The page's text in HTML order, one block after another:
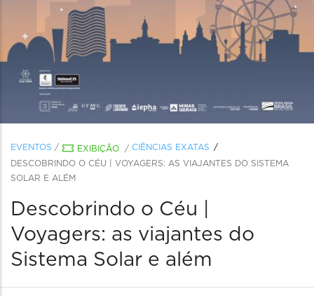
EVENTOS / EXIBIÇÃO / CIÊNCIAS EXATAS
DESCOBRINDO O CÉU | VOYAGERS: AS VIAJANTES DO SISTEMA
SOLAR E ALÉM
Descobrindo o Céu |
Voyagers: as viajantes do
Sistema Solar e além